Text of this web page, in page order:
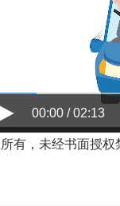
00:00 / 02:13
，未经书面授权